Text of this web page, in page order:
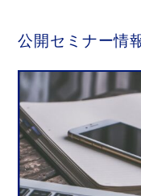
公開セミナー情